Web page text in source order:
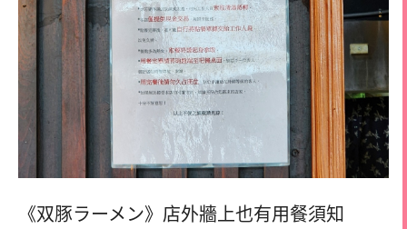
《双豚ラーメン》店外牆上也有用餐須知